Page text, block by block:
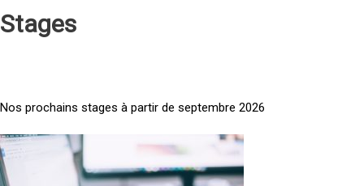
Stages
Nos prochains stages à partir de septembre 2026
<
a
h